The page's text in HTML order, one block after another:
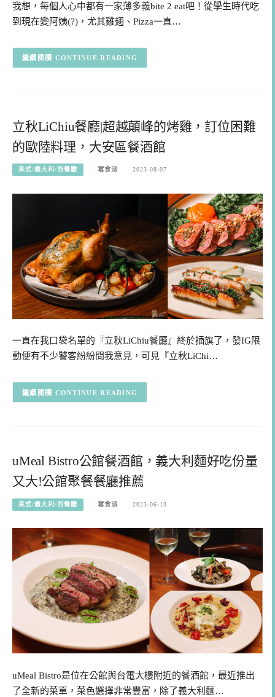
我想，每個人心中都有一家薄多義bite 2 eat吧！從學生時代吃
到現在變阿姨(?)，尤其雞翅、Pizza一直…
CONTINUE READING
立秋LiChiu餐廳|超越顛峰的烤雞，訂位困難
的歐陸料理，大安區餐酒館
美式/義大利/西餐廳 寫食派 2023-08-07
一直在我口袋名單的『立秋LiChiu餐廳』終於插旗了，發IG限
動便有不少饕客紛紛問我意見，可見『立秋LiChi…
CONTINUE READING
uMeal Bistro公館餐酒館，義大利麵好吃份量
又大!公館聚餐餐廳推薦
美式/義大利/西餐廳 寫食派 2023-06-13
uMeal Bistro是位在公館與台電大樓附近的餐酒館，最近推出
了全新的菜單，菜色選擇非常豐富，除了義大利麵…